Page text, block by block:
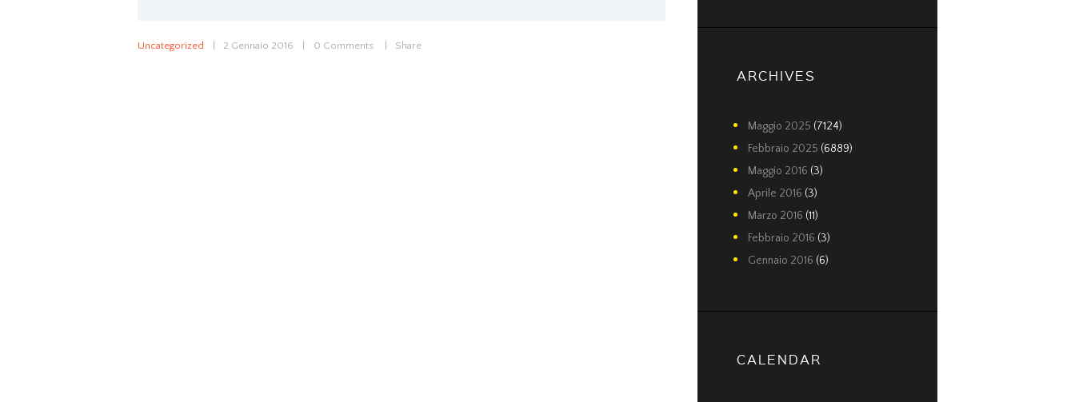
Uncategorized 2 Gennaio 2016 0 Comments Share
ARCHIVES
Maggio 2025 (7124)
Febbraio 2025 (6889)
Maggio 2016 (3)
Aprile 2016 (3)
Marzo 2016 (11)
Febbraio 2016 (3)
Gennaio 2016 (6)
CALENDAR